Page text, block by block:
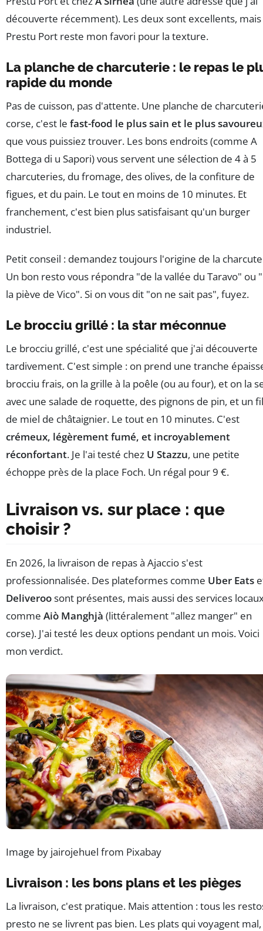
découverte récemment). Les deux sont excellents, mais
Prestu Port reste mon favori pour la texture.
La planche de charcuterie : le repas le
rapide du monde
Pas de cuisson, pas d'attente. Une planche de
corse, c'est le fast-food le plus sain et le plus
que vous puissiez trouver. Les bons endroits (comme A
Bottega di u Sapori) vous servent une sélection de 4 à 5
charcuteries, du fromage, des olives, de la confiture de
figues, et du pain. Le tout en moins de 10 minutes. Et
franchement, c'est bien plus satisfaisant qu'un burger
industriel.
Petit conseil : demandez toujours l'origine de la
Un bon resto vous répondra "de la vallée du Taravo" ou
la piève de Vico". Si on vous dit "on ne sait pas", fuyez.
Le brocciu grillé : la star méconnue
Le brocciu grillé, c'est une spécialité que j'ai découverte
tardivement. C'est simple : on prend une tranche
brocciu frais, on la grille à la poêle (ou au four), et on la
avec une salade de roquette, des pignons de pin, et un
de miel de châtaignier. Le tout en 10 minutes. C'est
crémeux, légèrement fumé, et incroyablement
réconfortant. Je l'ai testé chez U Stazzu, une petite
échoppe près de la place Foch. Un régal pour 9 €.
Livraison vs. sur place : que
choisir ?
En 2026, la livraison de repas à Ajaccio s'est
professionnalisée. Des plateformes comme Uber Eats
Deliveroosont présentes, mais aussi des services
comme Aiò Manghjà (littéralement "allez manger" en
corse). J'ai testé les deux options pendant un mois. Voici
mon verdict.
Image by jairojehuel from Pixabay
Livraison : les bons plans et les pièges
La livraison, c'est pratique. Mais attention : tous les
presto ne se livrent pas bien. Les plats qui voyagent mal,